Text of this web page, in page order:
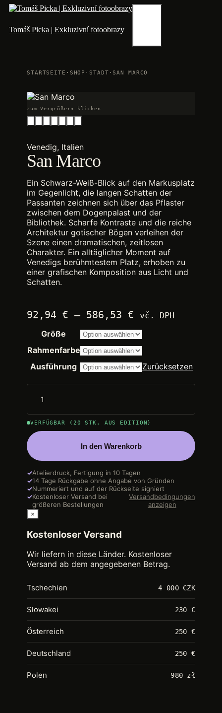
Zum
springen
Tomáš Picka | Exkluzivní fotoobrazy
STARTSEITE · SHOP ·STADT ·SAN MARCO
zum Vergrößern klicken
Venedig, Italien
San Marco
Ein Schwarz-Weiß-Blick auf den Markusplatz
im Gegenlicht, die langen Schatten der
Passanten zeichnen sich über das Pflaster
zwischen dem Dogenpalast und der
Bibliothek. Scharfe Kontraste und die reiche
Architektur gotischer Bögen verleihen der
Szene einen dramatischen, zeitlosen
Charakter. Ein alltäglicher Moment auf
Venedigs berühmtestem Platz, erhoben zu
einer grafischen Komposition aus Licht und
Schatten.
92,94 € – 586,53 € Preisspanne:
bis
14.200,00 €
vč. DPH
Größe
Rahmenfarbe
Ausführung
Zurücksetzen
VERFÜGBAR (20 STK. AUS EDITION)
In den Warenkorb
✓Atelierdruck, Fertigung in 10 Tagen
✓14 Tage Rückgabe ohne Angabe von Gründen
✓Nummeriert und auf der Rückseite signiert
✓Kostenloser Versand bei
größeren Bestellungen
Versandbedingungen
anzeigen
×
Kostenloser Versand
Wir liefern in diese Länder. Kostenloser
Versand ab dem angegebenen Betrag.
Tschechien 4 000 CZK
Slowakei 230 €
Österreich 250 €
Deutschland 250 €
Polen 980 zł